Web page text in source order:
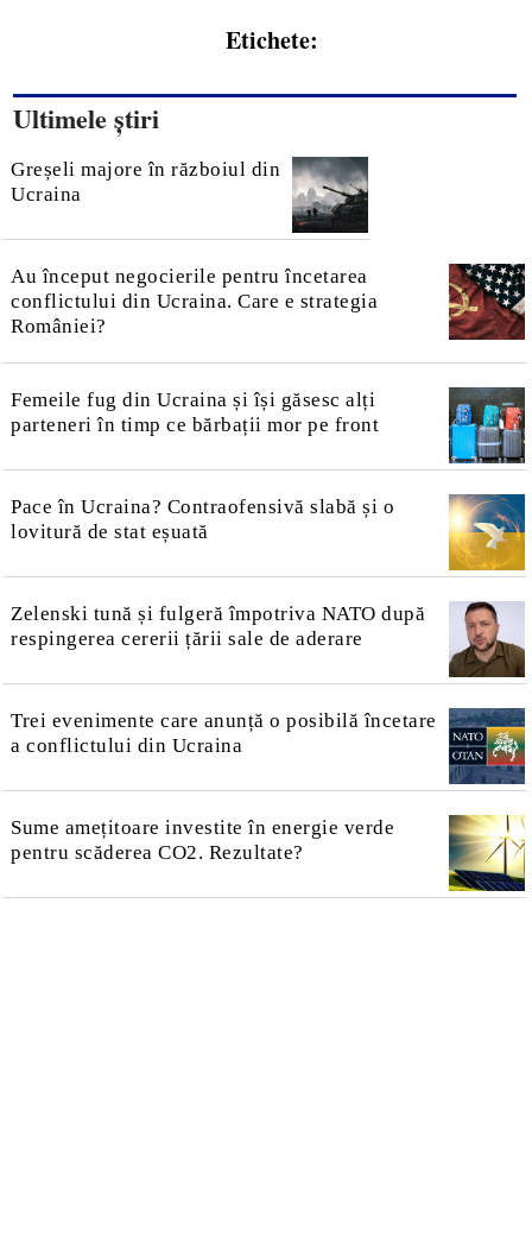
Etichete:
Ultimele știri
Greșeli majore în războiul din
Ucraina
Au început negocierile pentru încetarea
conflictului din Ucraina. Care e strategia
României?
Femeile fug din Ucraina și își găsesc alți
parteneri în timp ce bărbații mor pe front
Pace în Ucraina? Contraofensivă slabă și o
lovitură de stat eșuată
Zelenski tună și fulgeră împotriva NATO după
respingerea cererii țării sale de aderare
Trei evenimente care anunță o posibilă încetare
a conflictului din Ucraina
Sume amețitoare investite în energie verde
pentru scăderea CO2. Rezultate?